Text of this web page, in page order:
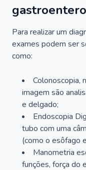
Para realizar um
exames podem ser
como:
Colonoscopia,
imagem são
e delgado;
Endoscopia
tubo com uma
(como o esôfago
Manometria
funções, força do